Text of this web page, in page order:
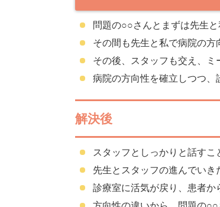
問題の○○さんとまずは先生
その間も先生と私で病院の方
その後、スタッフも交え、ミ
病院の方向性を確立しつつ、
解決後
スタッフとしっかりと話すこ
先生とスタッフの進んでい
診療室に活気が戻り、患者か